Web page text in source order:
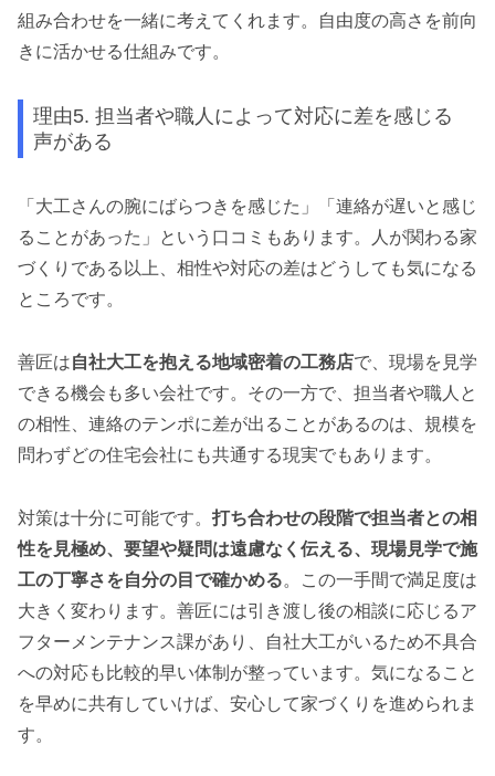
組み合わせを一緒に考えてくれます。自由度の高さを前向
きに活かせる仕組みです。
理由5. 担当者や職人によって対応に差を感じる
声がある
「大工さんの腕にばらつきを感じた」「連絡が遅いと感じ
ることがあった」という口コミもあります。人が関わる家
づくりである以上、相性や対応の差はどうしても気になる
ところです。
善匠は自社大工を抱える地域密着の工務店で、現場を見学
できる機会も多い会社です。その一方で、担当者や職人と
の相性、連絡のテンポに差が出ることがあるのは、規模を
問わずどの住宅会社にも共通する現実でもあります。
対策は十分に可能です。 打ち合わせの段階で担当者との相
性を見極め、要望や疑問は遠慮なく伝える、現場見学で施
工の丁寧さを自分の目で確かめる。この一手間で満足度は
大きく変わります。善匠には引き渡し後の相談に応じるア
フターメンテナンス課があり、自社大工がいるため不具合
への対応も比較的早い体制が整っています。気になること
を早めに共有していけば、安心して家づくりを進められま
す。